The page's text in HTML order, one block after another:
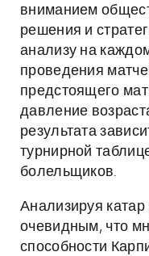
вниманием
решения и
анализу на
проведения
предстоящего
давление
результата
турнирной
болельщиков.
Анализируя катар
очевидным, что
способности